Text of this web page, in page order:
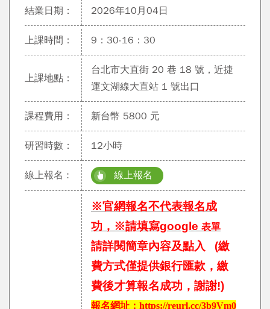
結業日期： 2026年10月04日
上課時間： 9：30-16：30
上課地點：
台北市大直街 20 巷 18 號，近捷
運文湖線大直站 1 號出口
課程費用： 新台幣 5800 元
研習時數： 12小時
線上報名 : 線上報名
※官網報名不代表報名成
功，※請填寫google 表單
請詳閱簡章內容及點入 (繳
費方式僅提供銀行匯款，繳
費後才算報名成功，謝謝!)
報名網址： https://reurl.cc/3b9Vm0